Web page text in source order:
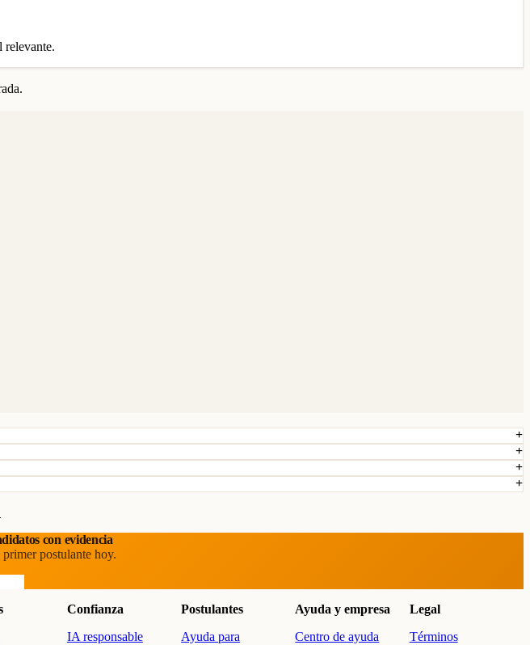
relevante.
con evidencia
postulante hoy.
Confianza
IA responsable
Postulantes
Ayuda para
Ayuda y empresa
Centro de ayuda
Legal
Términos